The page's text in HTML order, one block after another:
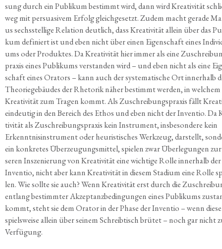
sung durch ein Publi­kum bestimmt wird, dann wird Krea­ti­vi­tät
weg mit per­sua­si­vem Erfolg gleich­ge­setzt. Zudem macht gera­de
us sechs­stel­li­ge Rela­ti­on deut­lich, dass Krea­ti­vi­tät allein über das
kum defi­niert ist und eben nicht über einen Eigen­schaft eines
ums oder Pro­duk­tes. Da Krea­ti­vi­tät hier immer als eine
pra­xis eines Publi­kums ver­stan­den wird – und eben nicht als eine
schaft eines Ora­tors – kann auch der sys­te­ma­ti­sche Ort inner­halb
Theo­rie­ge­bäu­des der Rhe­to­rik näher bestimmt wer­den, in wel­chem
Krea­ti­vi­tät zum Tra­gen kommt. Als Zuschrei­bungs­pra­xis fällt
ein­deu­tig in den Bereich des Ethos und eben nicht der Inven­tio. Da
ti­vi­tät als Zuschrei­bungs­pra­xis kein Instru­ment, ins­be­son­de­re kein
Erkennt­nis­in­stru­ment oder heu­ris­ti­sches Werk­zeug, dar­stellt,
ein kon­kre­tes Über­zeu­gungs­mit­tel, spie­len zwar Über­le­gun­gen
se­ren Insze­nie­rung von Krea­ti­vi­tät eine wich­ti­ge Rol­le inner­halb der
Inven­tio, nicht aber kann Krea­ti­vi­tät in die­sem Sta­di­um eine Rol­le
len. Wie soll­te sie auch? Wenn Krea­ti­vi­tät erst durch die
ent­lang bestimm­ter Akzep­tanz­be­din­gun­gen eines Publi­kums
kommt, steht sie dem Ora­tor in der Pha­se der Inven­tio – wenn
spiels­wei­se allein über sei­nem Schreib­tisch brü­tet – noch gar nicht
Verfügung.